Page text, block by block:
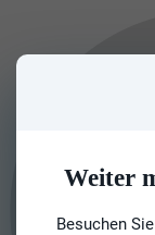
Weiter
Besuchen